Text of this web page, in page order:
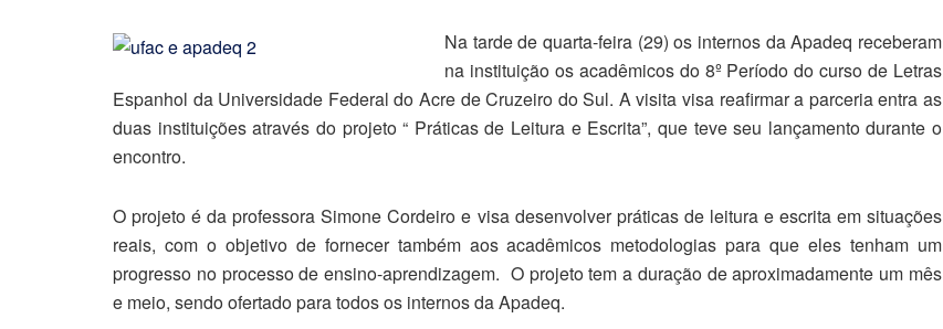
Na tarde de quarta-feira (29) os internos da Apadeq receberam
na instituição os acadêmicos do 8º Período do curso de Letras
Espanhol da Universidade Federal do Acre de Cruzeiro do Sul. A visita visa reafirmar a parceria entra as
duas instituições através do projeto “ Práticas de Leitura e Escrita”, que teve seu lançamento durante o
encontro.
O projeto é da professora Simone Cordeiro e visa desenvolver práticas de leitura e escrita em situações
reais, com o objetivo de fornecer também aos acadêmicos metodologias para que eles tenham um
progresso no processo de ensino-aprendizagem. O projeto tem a duração de aproximadamente um mês
e meio, sendo ofertado para todos os internos da Apadeq.